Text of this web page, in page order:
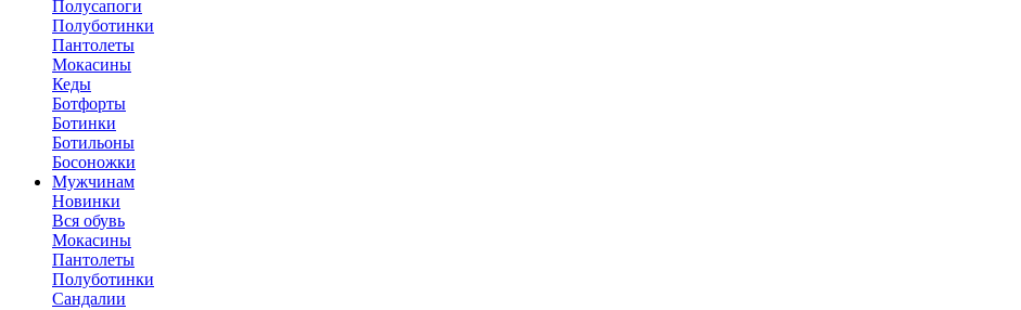
Полусапоги
Полуботинки
Пантолеты
Мокасины
Кеды
Ботфорты
Ботинки
Ботильоны
Босоножки
Мужчинам
Новинки
Вся обувь
Мокасины
Пантолеты
Полуботинки
Сандалии